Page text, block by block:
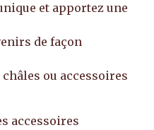
et apportez une
de façon
ou accessoires
accessoires